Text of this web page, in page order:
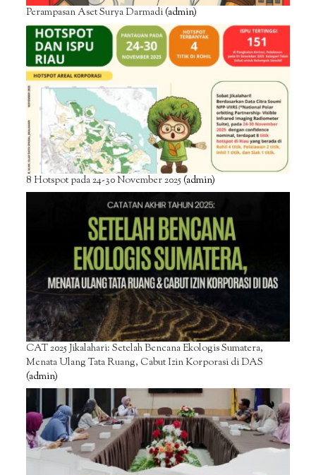
Perampasan Aset Surya Darmadi(admin)
8 Hotspot pada 24-30 November 2025(admin)
CAT 2025 Jikalahari: Setelah Bencana Ekologis Sumatera,
Menata Ulang Tata Ruang, Cabut Izin Korporasi di DAS
(admin)